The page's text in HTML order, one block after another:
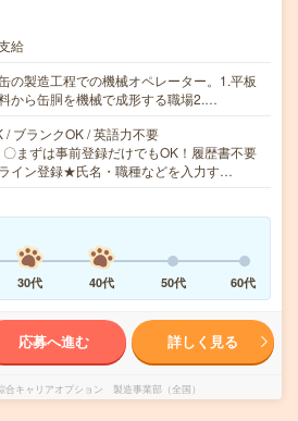
給
の製造工程での機械オペレーター。1.平板
から缶胴を機械で成形する職場2.…
/ ブランクOK / 英語力不要
まずは事前登録だけでもOK！履歴書不要
イン登録★氏名・職種などを入力す…
30代 40代 50代 60代
応募へ進む 詳しく見る
合キャリアオプション 製造事業部（全国）